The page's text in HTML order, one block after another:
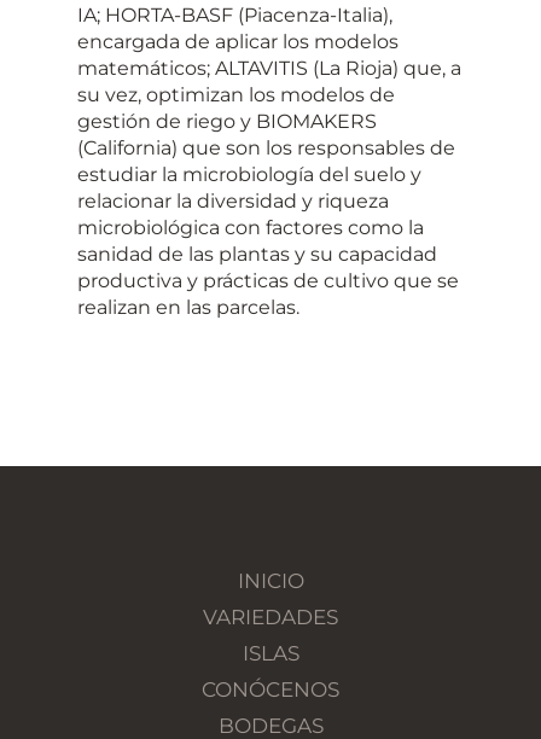
IA; HORTA-BASF (Piacenza-Italia),
encargada de aplicar los modelos
matemáticos; ALTAVITIS (La Rioja) que, a
su vez, optimizan los modelos de
gestión de riego y BIOMAKERS
(California) que son los responsables de
estudiar la microbiología del suelo y
relacionar la diversidad y riqueza
microbiológica con factores como la
sanidad de las plantas y su capacidad
productiva y prácticas de cultivo que se
realizan en las parcelas.
INICIO
VARIEDADES
ISLAS
CONÓCENOS
BODEGAS